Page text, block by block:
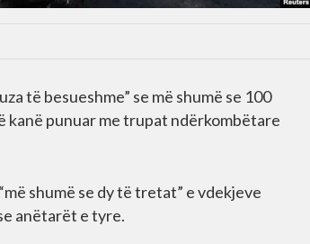
të besueshme” se më shumë se 100
kanë punuar me trupat ndërkombëtare
shumë se dy të tretat” e vdekjeve
anëtarët e tyre.